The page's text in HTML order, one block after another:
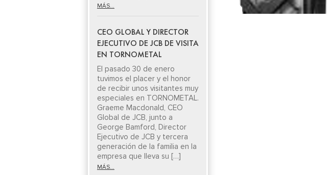
MÁS...
CEO GLOBAL Y DIRECTOR
EJECUTIVO DE JCB DE VISITA
EN TORNOMETAL
El pasado 30 de enero
tuvimos el placer y el honor
de recibir unos visitantes muy
especiales en TORNOMETAL.
Graeme Macdonald, CEO
Global de JCB, junto a
George Bamford, Director
Ejecutivo de JCB y tercera
generación de la familia en la
empresa que lleva su […]
MÁS...